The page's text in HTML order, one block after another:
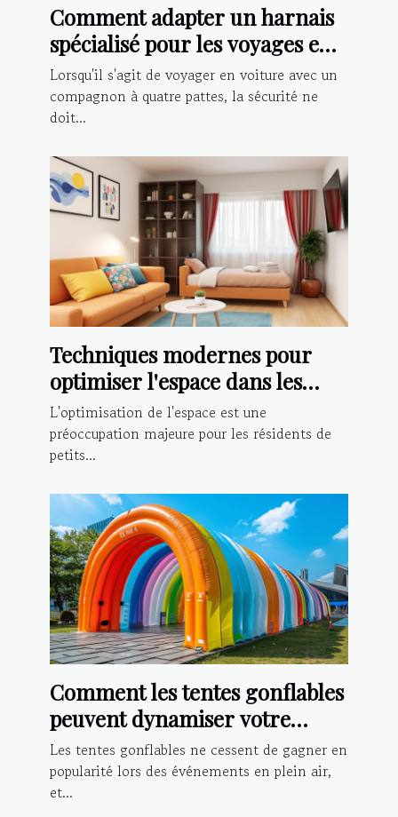
Comment adapter un harnais
spécialisé pour les voyages en
voiture avec votre chien
Lorsqu'il s'agit de voyager en voiture avec un
compagnon à quatre pattes, la sécurité ne
doit...
Techniques modernes pour
optimiser l'espace dans les
petits appartements
L'optimisation de l'espace est une
préoccupation majeure pour les résidents de
petits...
Comment les tentes gonflables
peuvent dynamiser votre
présence lors d'événements
Les tentes gonflables ne cessent de gagner en
popularité lors des événements en plein air,
et...